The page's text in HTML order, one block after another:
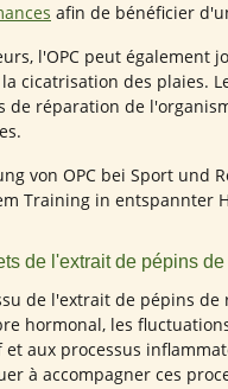
afin de bénéficier
l'OPC peut également
cicatrisation des plaies.
de réparation de
de l'extrait de pépins
de l'extrait de pépins
hormonal, les
et aux processus
à accompagner ces